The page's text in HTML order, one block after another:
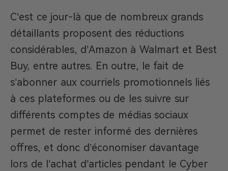
C’est ce jour-là que de nombreux grands
détaillants proposent des réductions
considérables, d’Amazon à Walmart et Best
Buy, entre autres. En outre, le fait de
s’abonner aux courriels promotionnels liés
à ces plateformes ou de les suivre sur
différents comptes de médias sociaux
permet de rester informé des dernières
offres, et donc d’économiser davantage
lors de l’achat d’articles pendant le Cyber